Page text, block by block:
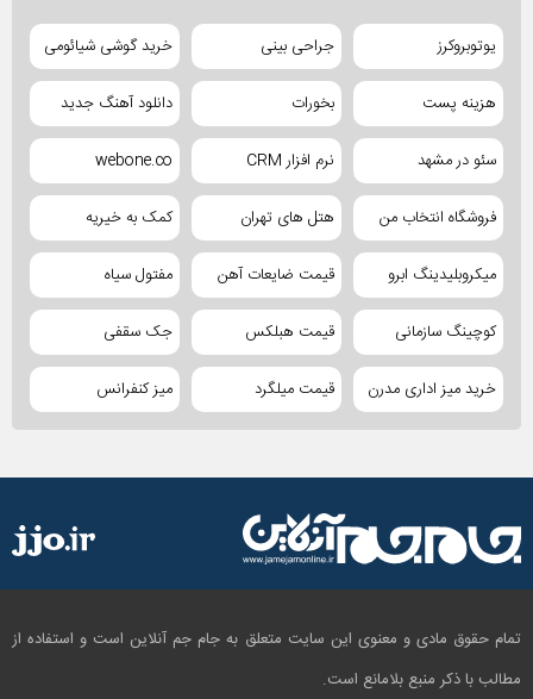
یوتوبروکرز جراحی بینی خرید گوشی شیائومی
هزینه پست بخورات دانلود آهنگ جدید
سئو در مشهد نرم افزار CRM webone.co
فروشگاه انتخاب من هتل های تهران کمک به خیریه
میکروبلیدینگ ابرو قیمت ضایعات آهن مفتول سیاه
کوچینگ سازمانی قیمت هبلکس جک سقفی
خرید میز اداری مدرن قیمت میلگرد میز کنفرانس
تمام حقوق مادی و معنوی این سایت متعلق به جام جم آنلاین است و استفاده از
مطالب با ذکر منبع بلامانع است.